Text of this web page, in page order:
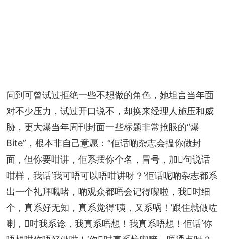
问到可曾试过拒绝一些不想做的角色，她坦言当年面
对不少压力，试过开口说不，却换来经理人施压和威
胁，更大爆当年周刊封面一些标题非常抢眼的“爆
Bite”，根本非自己意愿：“佢话啲杂志会揾你做封
面，但你要咁讲，佢系摆你个名，冒号，加𠮶句说话
咁样，我话‘我可唔可以唔咁讲呀？’佢话呢啲杂志都系
出一个礼拜嘅啫，啲观众都唔会记得㗎啦，我𠮶时细
个，真系好无知，真系觉得‘咦，又系㖞！’跟住就做咗
喇，𠮶时我系谂，我真系唔想！我真系唔想！佢话‘你